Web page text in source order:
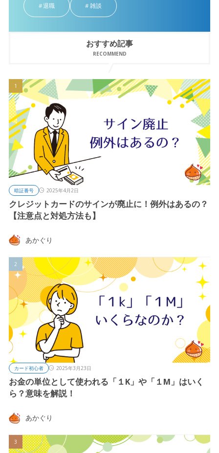
退職 雑談
おすすめ記事
RECOMMEND
暗証番号 2025年4月2日
クレジットカードのサインが廃止に！例外はあるの？
【注意点と対処方法も】
あかぐり
カード初心者 2025年3月23日
お金の単位として使われる「１K」や「１M」はいく
ら？意味を解説！
あかぐり